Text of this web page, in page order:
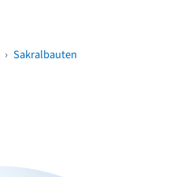
› Sakralbauten